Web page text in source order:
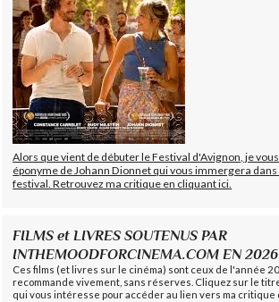
Alors que vient de débuter le Festival d'Avignon, je
éponyme de Johann Dionnet qui vous immergera
festival. Retrouvez ma critique en cliquant ici.
FILMS et LIVRES SOUTENUS PAR
INTHEMOODFORCINEMA.COM EN
Ces films (et livres sur le cinéma) sont ceux de l'année
recommande vivement, sans réserves. Cliquez sur le
qui vous intéresse pour accéder au lien vers ma critique